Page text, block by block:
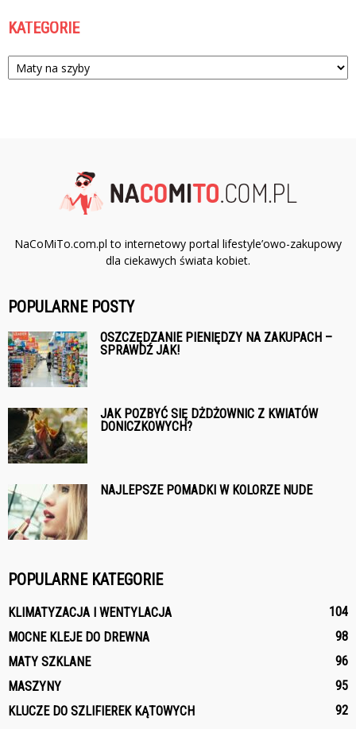
KATEGORIE
Kategorie
NaCoMiTo.com.pl to internetowy portal lifestyle’owo-zakupowy
dla ciekawych świata kobiet.
POPULARNE POSTY
OSZCZĘDZANIE PIENIĘDZY NA ZAKUPACH –
SPRAWDŹ JAK!
JAK POZBYĆ SIĘ DŻDŻOWNIC Z KWIATÓW
DONICZKOWYCH?
NAJLEPSZE POMADKI W KOLORZE NUDE
POPULARNE KATEGORIE
KLIMATYZACJA I WENTYLACJA
104
MOCNE KLEJE DO DREWNA
98
MATY SZKLANE
96
MASZYNY
95
KLUCZE DO SZLIFIEREK KĄTOWYCH
92